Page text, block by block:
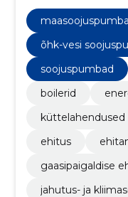
õhk-vesi
soojuspumbad
boilerid
küttelahendused
ehitus
gaasipaigaldise
jahutus- ja